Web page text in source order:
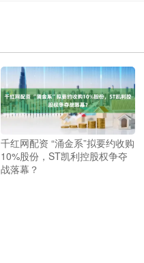
千红网配资 “涌金系”拟要约收购
10%股份，ST凯利控股权争夺
战落幕？